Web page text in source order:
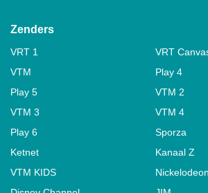
Zenders
VRT 1
VRT
VTM
Play 4
Play 5
VTM 2
VTM 3
VTM 4
Play 6
Sporza
Ketnet
Kanaal Z
VTM KIDS
Nickelodeon